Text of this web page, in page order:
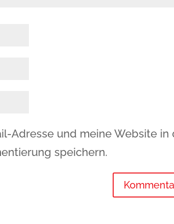
Adresse und meine Website in
speichern.